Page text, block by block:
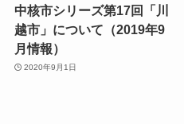
中核市シリーズ第17回「川
越市」について（2019年9
月情報）
2020年9月1日